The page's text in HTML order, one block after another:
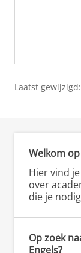
Laatst gewijzigd:
Welkom
Hier vind
over
die je
Op zoek
Engels?